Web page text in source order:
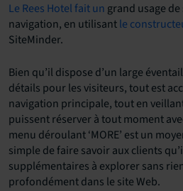
Le Rees Hotelfait un grand usage
navigation, en utilisantle
SiteMinder.
Bien qu’il dispose d’un large
détails pour les visiteurs, tout est
navigation principale, tout en
puissent réserver à tout moment
menu déroulant ‘MORE’ est un
simple de faire savoir aux clients
supplémentaires à explorer sans
profondément dans le site Web.